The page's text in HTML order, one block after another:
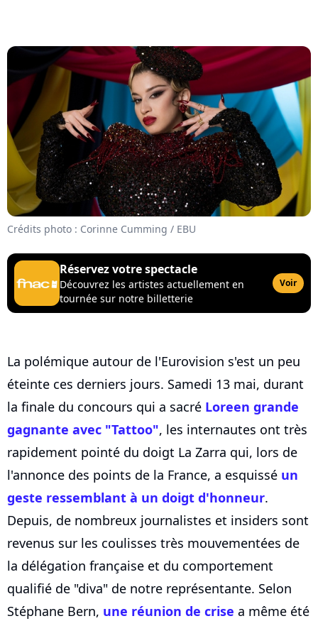
Crédits photo : Corinne Cumming / EBU
Réservez votre spectacle
Découvrez les artistes actuellement en
tournée sur notre billetterie
Voir
La polémique autour de l'Eurovision s'est un peu
éteinte ces derniers jours. Samedi 13 mai, durant
la finale du concours qui a sacré Loreen grande
gagnante avec "Tattoo", les internautes ont très
rapidement pointé du doigt La Zarra qui, lors de
l'annonce des points de la France, a esquissé un
geste ressemblant à un doigt d'honneur.
Depuis, de nombreux journalistes et insiders sont
revenus sur les coulisses très mouvementées de
la délégation française et du comportement
qualifié de "diva" de notre représentante. Selon
Stéphane Bern, une réunion de crise a même été